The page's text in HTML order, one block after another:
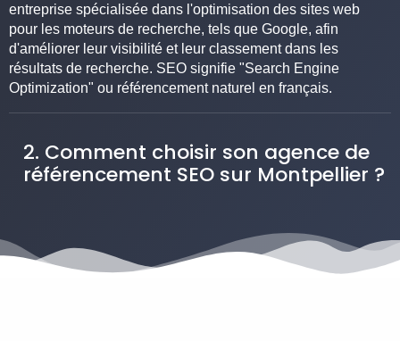
entreprise spécialisée dans l'optimisation des sites web
pour les moteurs de recherche, tels que Google, afin
d'améliorer leur visibilité et leur classement dans les
résultats de recherche. SEO signifie "Search Engine
Optimization" ou référencement naturel en français.
2. Comment choisir son agence de
référencement SEO sur Montpellier ?